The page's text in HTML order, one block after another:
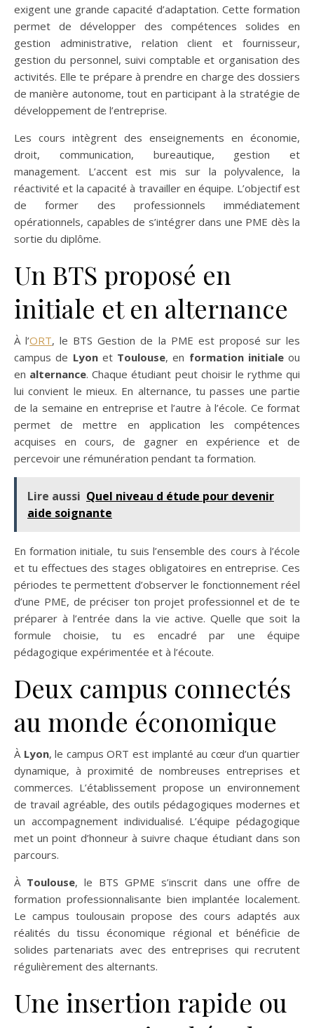
exigent une grande capacité d’adaptation. Cette formation
permet de développer des compétences solides en
gestion administrative, relation client et fournisseur,
gestion du personnel, suivi comptable et organisation des
activités. Elle te prépare à prendre en charge des dossiers
de manière autonome, tout en participant à la stratégie de
développement de l’entreprise.
Les cours intègrent des enseignements en économie,
droit, communication, bureautique, gestion et
management. L’accent est mis sur la polyvalence, la
réactivité et la capacité à travailler en équipe. L’objectif est
de former des professionnels immédiatement
opérationnels, capables de s’intégrer dans une PME dès la
sortie du diplôme.
Un BTS proposé en
initiale et en alternance
À l’ORT, le BTS Gestion de la PME est proposé sur les
campus de Lyonet Toulouse, en formation initialeou
en alternance. Chaque étudiant peut choisir le rythme qui
lui convient le mieux. En alternance, tu passes une partie
de la semaine en entreprise et l’autre à l’école. Ce format
permet de mettre en application les compétences
acquises en cours, de gagner en expérience et de
percevoir une rémunération pendant ta formation.
Lire aussi Quel niveau d étude pour devenir
aide soignante
En formation initiale, tu suis l’ensemble des cours à l’école
et tu effectues des stages obligatoires en entreprise. Ces
périodes te permettent d’observer le fonctionnement réel
d’une PME, de préciser ton projet professionnel et de te
préparer à l’entrée dans la vie active. Quelle que soit la
formule choisie, tu es encadré par une équipe
pédagogique expérimentée et à l’écoute.
Deux campus connectés
au monde économique
À Lyon, le campus ORT est implanté au cœur d’un quartier
dynamique, à proximité de nombreuses entreprises et
commerces. L’établissement propose un environnement
de travail agréable, des outils pédagogiques modernes et
un accompagnement individualisé. L’équipe pédagogique
met un point d’honneur à suivre chaque étudiant dans son
parcours.
À Toulouse, le BTS GPME s’inscrit dans une offre de
formation professionnalisante bien implantée localement.
Le campus toulousain propose des cours adaptés aux
réalités du tissu économique régional et bénéficie de
solides partenariats avec des entreprises qui recrutent
régulièrement des alternants.
Une insertion rapide ou